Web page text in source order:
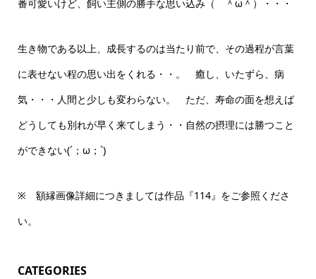
番可愛いけど、飼い主側の勝手な思い込み（ ＾ω＾）・・・
生き物である以上、成長するのは当たり前で、その過程が言葉
に表せない程の思い出をくれる・・。 癒し、いたずら、病
気・・・人間と少しも変わらない。 ただ、寿命の面を想えば
どうしても別れが早く来てしまう・・自然の摂理には勝つこと
ができない(´；ω；`)
※ 額縁画像詳細につきましては作品『114』をご参照くださ
い。
CATEGORIES